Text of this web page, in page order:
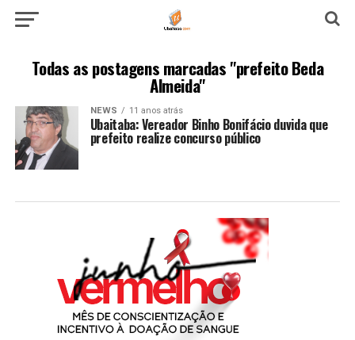
Todas as postagens marcadas "prefeito Beda
Almeida"
NEWS 11 anos atrás
Ubaitaba: Vereador Binho Bonifácio duvida que
prefeito realize concurso público